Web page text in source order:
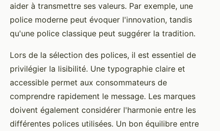
aider à transmettre ses valeurs. Par exemple, une
police moderne peut évoquer l'innovation, tandis
qu'une police classique peut suggérer la tradition.
Lors de la sélection des polices, il est essentiel de
privilégier la lisibilité. Une typographie claire et
accessible permet aux consommateurs de
comprendre rapidement le message. Les marques
doivent également considérer l'harmonie entre les
différentes polices utilisées. Un bon équilibre entre